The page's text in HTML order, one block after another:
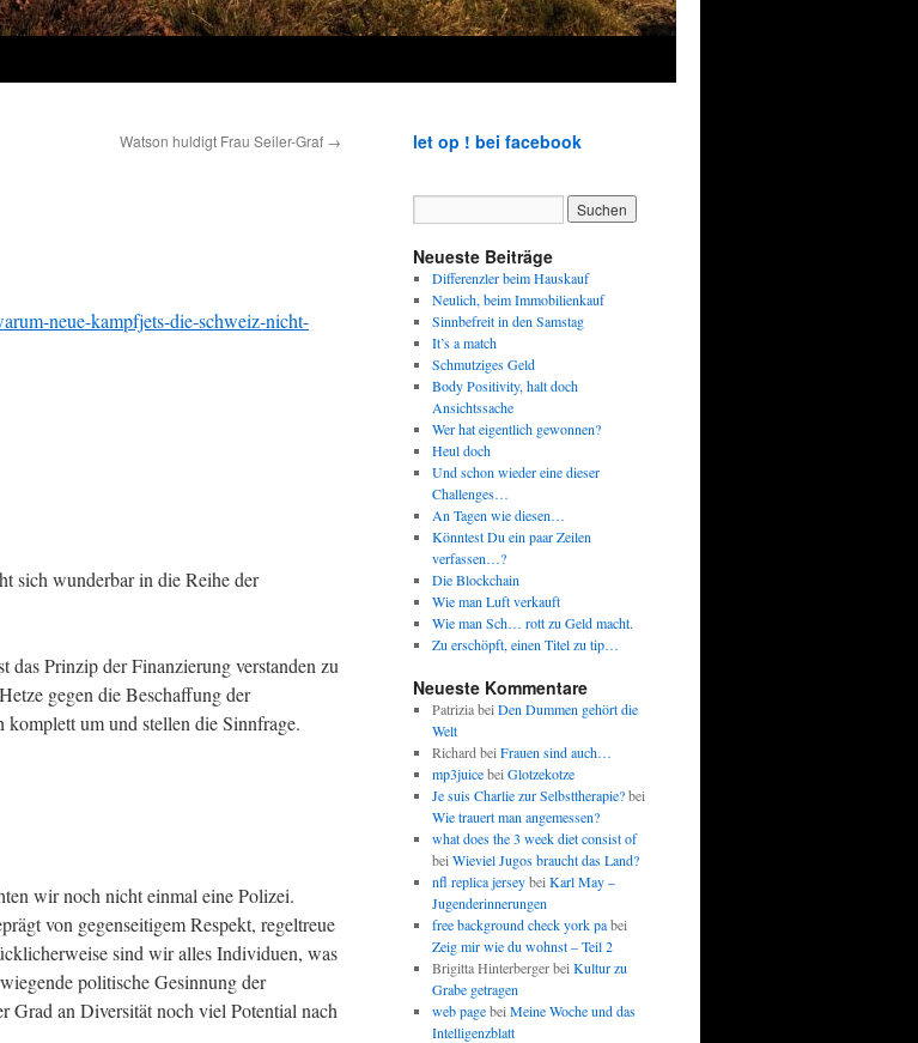
Watson huldigt Frau Seiler-Graf →
neue-kampfjets-die-schweiz-nicht-
sich wunderbar in die Reihe der
das Prinzip der Finanzierung verstanden zu
gegen die Beschaffung der
um und stellen die Sinnfrage.
wir noch nicht einmal eine Polizei.
von gegenseitigem Respekt, regeltreue
sind wir alles Individuen, was
politische Gesinnung der
Grad an Diversität noch viel Potential nach
let op ! bei facebook
Neueste Beiträge
Differenzler beim Hauskauf
Neulich, beim Immobilienkauf
Sinnbefreit in den Samstag
It’s a match
Schmutziges Geld
Body Positivity, halt doch
Ansichtssache
Wer hat eigentlich gewonnen?
Heul doch
Und schon wieder eine dieser
Challenges…
An Tagen wie diesen…
Könntest Du ein paar Zeilen
verfassen…?
Die Blockchain
Wie man Luft verkauft
Wie man Sch… rott zu Geld macht.
Zu erschöpft, einen Titel zu tip…
Neueste Kommentare
Patriziabei Den Dummen gehört die
Welt
Richard bei Frauen sind auch…
mp3juicebei Glotzekotze
Je suis Charlie zur Selbsttherapie?bei
Wie trauert man angemessen?
what does the 3 week diet consist of
bei Wieviel Jugos braucht das Land?
nfl replica jerseybei Karl May –
Jugenderinnerungen
free background check york pabei
Zeig mir wie du wohnst – Teil 2
Brigitta Hinterbergerbei Kultur zu
Grabe getragen
web pagebei Meine Woche und das
Intelligenzblatt